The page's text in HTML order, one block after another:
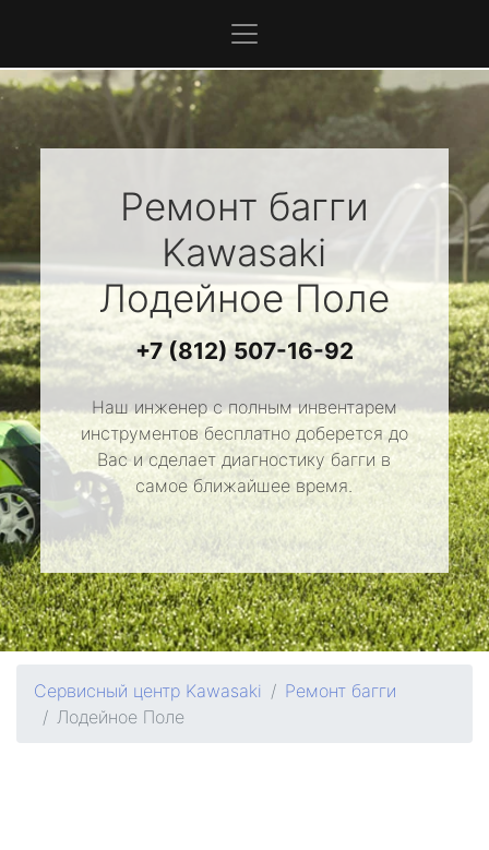
Ремонт багги
Kawasaki
Лодейное Поле
+7 (812) 507-16-92
Наш инженер с полным инвентарем
инструментов бесплатно доберется до
Вас и сделает диагностику багги в
самое ближайшее время.
Сервисный центр Kawasaki
Ремонт багги
Лодейное Поле